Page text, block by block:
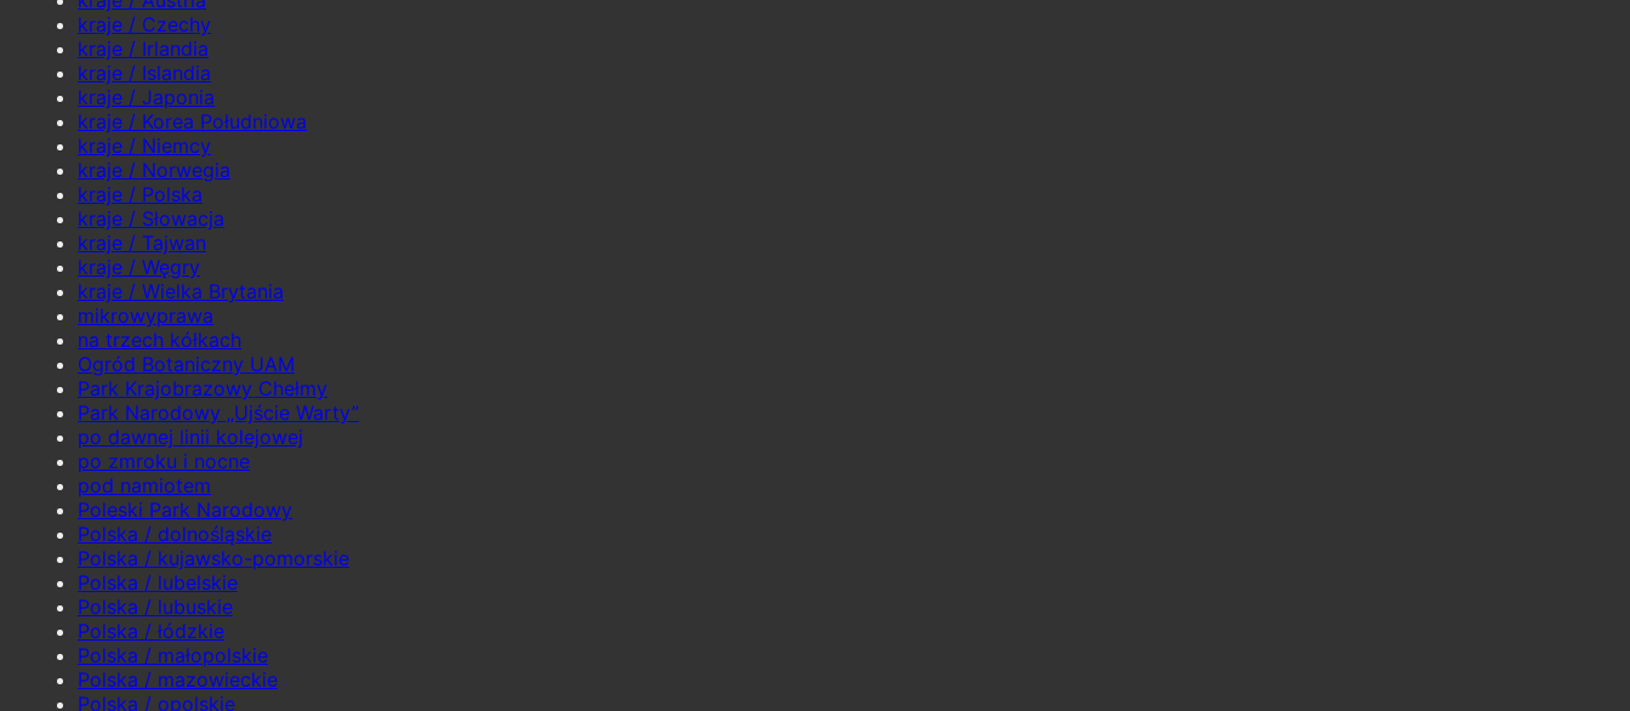
kraje / Czechy
kraje / Irlandia
kraje / Islandia
kraje / Japonia
kraje / Korea Południowa
kraje / Niemcy
kraje / Norwegia
kraje / Polska
kraje / Słowacja
kraje / Tajwan
kraje / Węgry
kraje / Wielka Brytania
mikrowyprawa
na trzech kółkach
Ogród Botaniczny UAM
Park Krajobrazowy Chełmy
Park Narodowy „Ujście Warty”
po dawnej linii kolejowej
po zmroku i nocne
pod namiotem
Poleski Park Narodowy
Polska / dolnośląskie
Polska / kujawsko-pomorskie
Polska / lubelskie
Polska / lubuskie
Polska / łódzkie
Polska / małopolskie
Polska / mazowieckie
Polska / opolskie